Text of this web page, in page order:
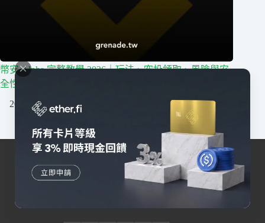
幣安 Alpha 完整教學 2026｜玩法、空投領取、風險與安
全性整理
2026/08/05
我們深耕台灣區塊鏈行業，擁有最活躍的社群，提供